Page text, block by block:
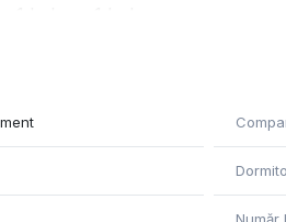
pret.
energetică în lucru.